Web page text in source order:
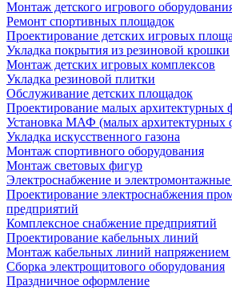
Монтаж детского игрового
Ремонт спортивных площадок
Проектирование детских игровых
Укладка покрытия из резиновой крошки
Монтаж детских игровых комплексов
Укладка резиновой плитки
Обслуживание детских площадок
Проектирование малых
Установка МАФ (малых архитектурных
Укладка искусственного газона
Монтаж спортивного оборудования
Монтаж световых фигур
Электроснабжение и
Проектирование электроснабжения
предприятий
Комплексное снабжение предприятий
Проектирование кабельных линий
Монтаж кабельных линий напряжением
Сборка электрощитового оборудования
Праздничное оформление